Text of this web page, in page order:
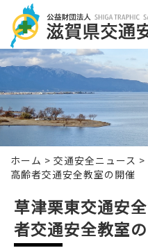
ホーム > 交通安全ニュース >
高齢者交通安全教室の開催
草津栗東交通安
者交通安全教室